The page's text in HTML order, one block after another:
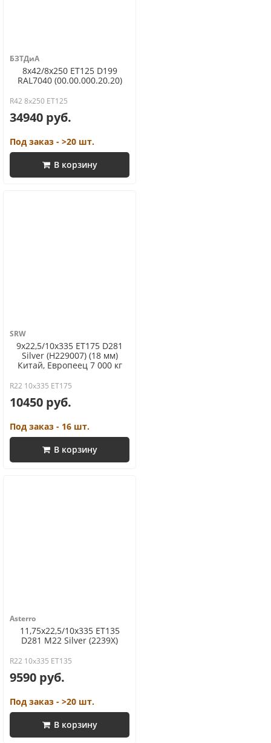
БЗТДиА
8x42/8x250 ET125 D199
RAL7040 (00.00.000.20.20)
R42 8x250 ET125
34940 руб.
Под заказ - >20 шт.
В корзину
SRW
9x22,5/10x335 ET175 D281
Silver (H229007) (18 мм)
Китай, Европеец 7 000 кг
R22 10x335 ET175
10450 руб.
Под заказ - 16 шт.
В корзину
Asterro
11,75x22,5/10x335 ET135
D281 M22 Silver (2239X)
R22 10x335 ET135
9590 руб.
Под заказ - >20 шт.
В корзину